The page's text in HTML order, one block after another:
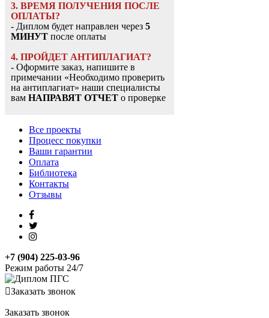
3. ВРЕМЯ ПОЛУЧЕНИЯ ПОСЛЕ
ОПЛАТЫ?
- Диплом будет направлен через 5
МИНУТ после оплаты
4. ПРОЙДЕТ АНТИПЛАГИАТ?
- Оформите заказ, напишите в
примечании «Необходимо проверить
на антиплагиат» наши специалисты
вам НАПРАВЯТ ОТЧЕТ о проверке
Все проекты
Процесс покупки
Ваши гарантии
Оплата
Библиотека
Контакты
Отзывы
+7 (904) 225-03-96
Режим работы 24/7
Заказать звонок
Заказать звонок